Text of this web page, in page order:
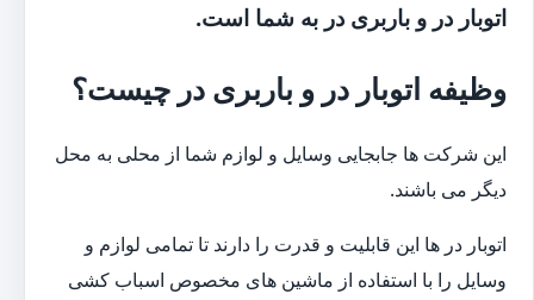
اتوبار در و باربری در به شما است.
وظیفه اتوبار در و باربری در چیست؟
این شرکت ها جابجایی وسایل و لوازم شما از محلی به محل
دیگر می باشند.
اتوبار در ها این قابلیت و قدرت را دارند تا تمامی لوازم و
وسایل را با استفاده از ماشین های مخصوص اسباب کشی